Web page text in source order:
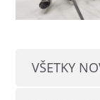
VŠETKY